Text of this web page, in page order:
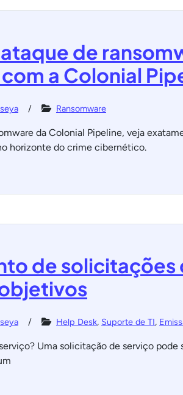
de
a Colonial
Ransomware
da Colonial Pipeline, veja
horizonte do crime cibernético.
de solicitações
Help Desk, Suporte de TI,
Uma solicitação de serviço